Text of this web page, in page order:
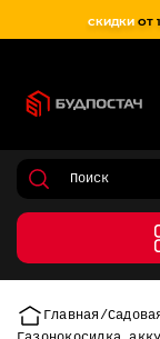
СКИДКИ ОТ
Главная